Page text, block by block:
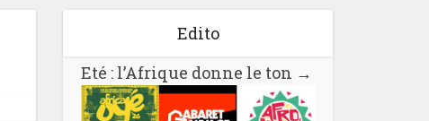
Edito
Eté : l’Afrique donne le ton →